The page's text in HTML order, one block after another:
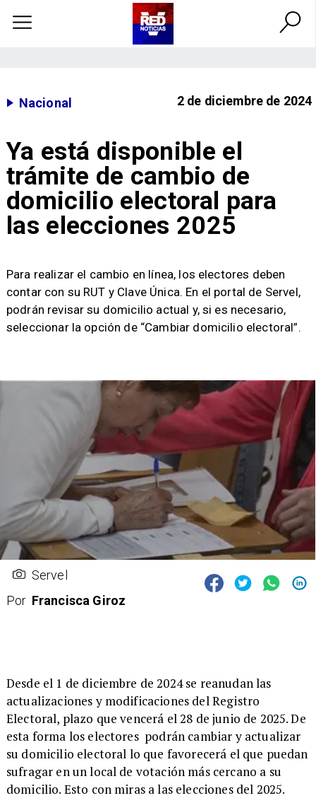
Nacional 2 de diciembre de 2024
Ya está disponible el
trámite de cambio de
domicilio electoral para
las elecciones 2025
​​Para realizar el cambio en línea, los electores deben
contar con su RUT y Clave Única. En el portal de Servel,
podrán revisar su domicilio actual y, si es necesario,
seleccionar la opción de “Cambiar domicilio electoral”.
Servel
Por Francisca Giroz
Desde el 1 de diciembre de 2024 se reanudan las
actualizaciones y modificaciones del Registro
Electoral, plazo que vencerá el 28 de junio de 2025. De
esta forma los electores podrán cambiar y actualizar
su domicilio electoral lo que favorecerá el que puedan
sufragar en un local de votación más cercano a su
domicilio. Esto con miras a las elecciones del 2025.